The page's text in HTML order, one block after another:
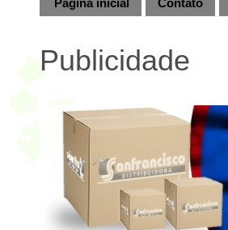
Página inicial Contato
Publicidade